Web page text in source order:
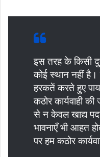
इस तरह के किसी
कोई स्थान नहीं
हरकतें करते हुए
कठोर कार्यवाही
से न केवल खाद्य
भावनाएँ भी आहत
पर हम कठोर